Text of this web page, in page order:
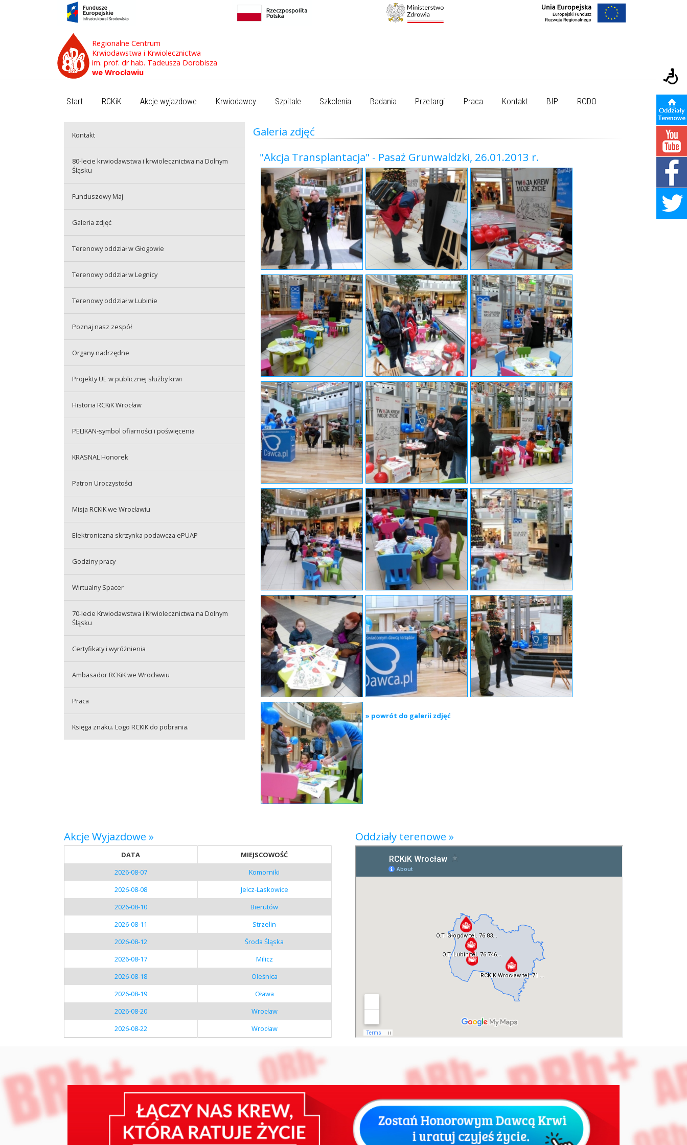
Regionalne Centrum
Krwiodawstwa i Krwiolecznictwa
im. prof. dr hab. Tadeusza Dorobisza
we Wrocławiu
Start RCKiK Akcje wyjazdowe Krwiodawcy Szpitale Szkolenia Badania Przetargi Praca Kontakt BIP RODO
Kontakt
80-lecie krwiodawstwa i krwiolecznictwa na Dolnym
Śląsku
Funduszowy Maj
Galeria zdjęć
Terenowy oddział w Głogowie
Terenowy oddział w Legnicy
Terenowy oddział w Lubinie
Poznaj nasz zespół
Organy nadrzędne
Projekty UE w publicznej służby krwi
Historia RCKiK Wrocław
PELIKAN-symbol ofiarności i poświęcenia
KRASNAL Honorek
Patron Uroczystości
Misja RCKIK we Wrocławiu
Elektroniczna skrzynka podawcza ePUAP
Godziny pracy
Wirtualny Spacer
70-lecie Krwiodawstwa i Krwiolecznictwa na Dolnym
Śląsku
Certyfikaty i wyróżnienia
Ambasador RCKiK we Wrocławiu
Praca
Praca
Księga znaku. Logo RCKIK do pobrania.
Galeria zdjęć
"Akcja Transplantacja" - Pasaż Grunwaldzki, 26.01.2013 r.
» powrót do galerii zdjęć
Akcje Wyjazdowe »
DATA
MIEJSCOWOŚĆ
2026-08-07
Komorniki
2026-08-08
Jelcz-Laskowice
2026-08-10
Bierutów
2026-08-11
Strzelin
2026-08-12
Środa Śląska
2026-08-17
Milicz
2026-08-18
Oleśnica
2026-08-19
Oława
2026-08-20
Wrocław
2026-08-22
Wrocław
Oddziały terenowe »